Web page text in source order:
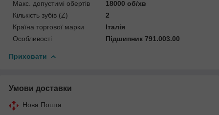
Макс. допустимі обертів
18000 об/хв
Кількість зубів (Z)
2
Країна торгової марки
Італія
Особливості
Підшипник 791.003.00
Приховати
Умови доставки
Нова Пошта